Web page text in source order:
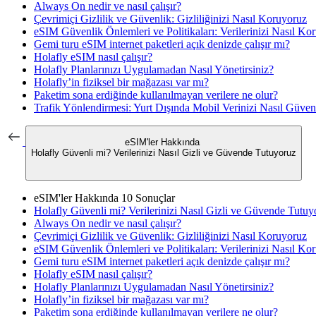
Always On nedir ve nasıl çalışır?
Çevrimiçi Gizlilik ve Güvenlik: Gizliliğinizi Nasıl Koruyoruz
eSIM Güvenlik Önlemleri ve Politikaları: Verilerinizi Nasıl
Gemi turu eSIM internet paketleri açık denizde çalışır mı?
Holafly eSIM nasıl çalışır?
Holafly Planlarınızı Uygulamadan Nasıl Yönetirsiniz?
Holafly’in fiziksel bir mağazası var mı?
Paketim sona erdiğinde kullanılmayan verilere ne olur?
Trafik Yönlendirmesi: Yurt Dışında Mobil Verinizi Nasıl
eSIM'ler Hakkında
Holafly Güvenli mi? Verilerinizi Nasıl Gizli ve Güvende Tutuyoruz
eSIM'ler Hakkında 10 Sonuçlar
Holafly Güvenli mi? Verilerinizi Nasıl Gizli ve Güvende
Always On nedir ve nasıl çalışır?
Çevrimiçi Gizlilik ve Güvenlik: Gizliliğinizi Nasıl Koruyoruz
eSIM Güvenlik Önlemleri ve Politikaları: Verilerinizi Nasıl
Gemi turu eSIM internet paketleri açık denizde çalışır mı?
Holafly eSIM nasıl çalışır?
Holafly Planlarınızı Uygulamadan Nasıl Yönetirsiniz?
Holafly’in fiziksel bir mağazası var mı?
Paketim sona erdiğinde kullanılmayan verilere ne olur?